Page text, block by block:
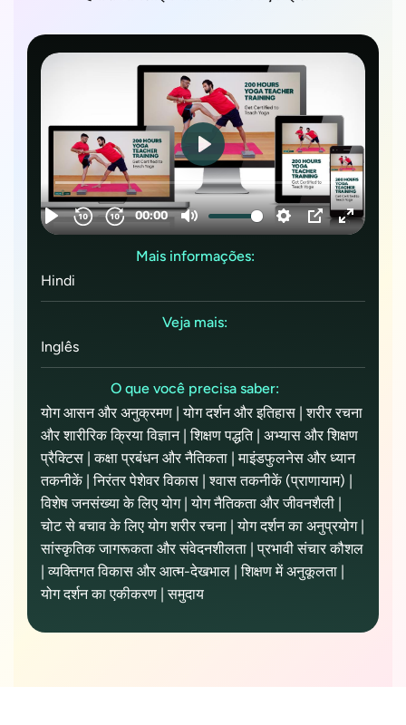
Mais informações:
Hindi
Veja mais:
Inglês
O que você precisa saber:
योग आसन और अनुक्रमण | योग दर्शन और इतिहास | शरीर रचना
और शारीरिक क्रिया विज्ञान | शिक्षण पद्धति | अभ्यास और शिक्षण
प्रैक्टिस | कक्षा प्रबंधन और नैतिकता | माइंडफुलनेस और ध्यान
तकनीकें | निरंतर पेशेवर विकास | श्वास तकनीकें (प्राणायाम) |
विशेष जनसंख्या के लिए योग | योग नैतिकता और जीवनशैली |
चोट से बचाव के लिए योग शरीर रचना | योग दर्शन का अनुप्रयोग |
सांस्कृतिक जागरूकता और संवेदनशीलता | प्रभावी संचार कौशल
| व्यक्तिगत विकास और आत्म-देखभाल | शिक्षण में अनुकूलता |
योग दर्शन का एकीकरण | समुदाय